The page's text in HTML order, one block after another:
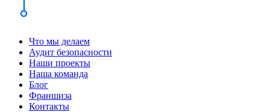
Что мы делаем
Аудит безопасности
Наши проекты
Наша команда
Блог
Франшиза
Контакты